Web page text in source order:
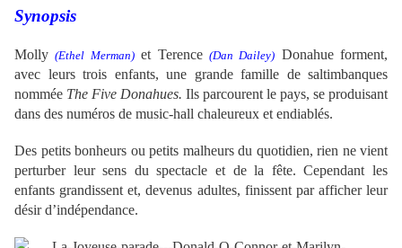
Synopsis
Molly(Ethel Merman)et Terence (Dan Dailey) Donahue forment,
avec leurs trois enfants, une grande famille de saltimbanques
nommée The Five Donahues. Ils parcourent le pays, se produisant
dans des numéros de music-hall chaleureux et endiablés.
Des petits bonheurs ou petits malheurs du quotidien, rien ne vient
perturber leur sens du spectacle et de la fête. Cependant les
enfants grandissent et, devenus adultes, finissent par afficher leur
désir d’indépendance.